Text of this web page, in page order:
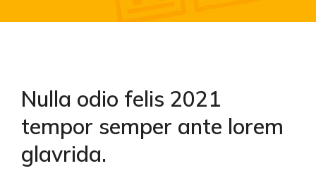
Nulla odio felis 2021
tempor semper ante lorem
glavrida.